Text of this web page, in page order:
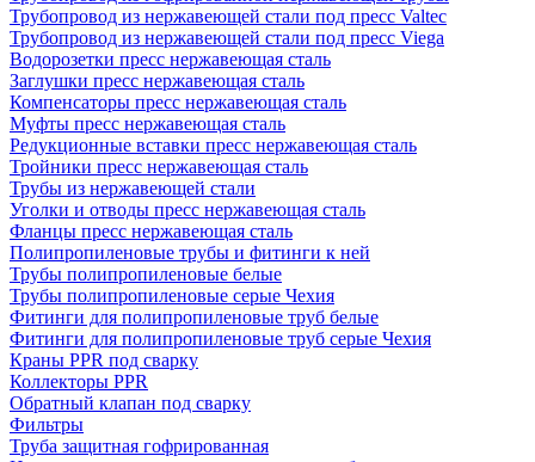
Трубопровод из нержавеющей стали под пресс Valtec
Трубопровод из нержавеющей стали под пресс Viega
Водорозетки пресс нержавеющая сталь
Заглушки пресс нержавеющая сталь
Компенсаторы пресс нержавеющая сталь
Муфты пресс нержавеющая сталь
Редукционные вставки пресс нержавеющая сталь
Тройники пресс нержавеющая сталь
Трубы из нержавеющей стали
Уголки и отводы пресс нержавеющая сталь
Фланцы пресс нержавеющая сталь
Полипропиленовые трубы и фитинги к ней
Трубы полипропиленовые белые
Трубы полипропиленовые серые Чехия
Фитинги для полипропиленовые труб белые
Фитинги для полипропиленовые труб серые Чехия
Краны PPR под сварку
Коллекторы PPR
Обратный клапан под сварку
Фильтры
Труба защитная гофрированная